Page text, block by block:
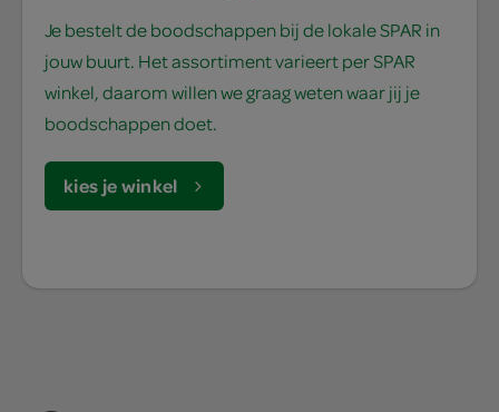
Je bestelt de boodschappen bij de lokale SPAR in
jouw buurt. Het assortiment varieert per SPAR
winkel, daarom willen we graag weten waar jij je
boodschappen doet.
kies je winkel